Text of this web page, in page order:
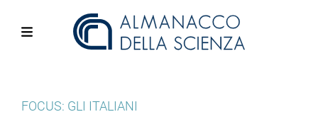
FOCUS: GLI ITALIANI